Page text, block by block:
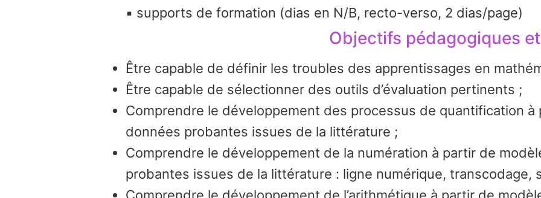
▪ supports de formation (dias en N/B, recto-verso, 2 dias/page)
Objectifs pédagogiques
Être capable de définir les troubles des apprentissages en
Être capable de sélectionner des outils d’évaluation pertinents ;
Comprendre le développement des processus de quantification
données probantes issues de la littérature ;
Comprendre le développement de la numération à partir de
probantes issues de la littérature : ligne numérique, transcodage,
Comprendre le développement de l’arithmétique à partir de